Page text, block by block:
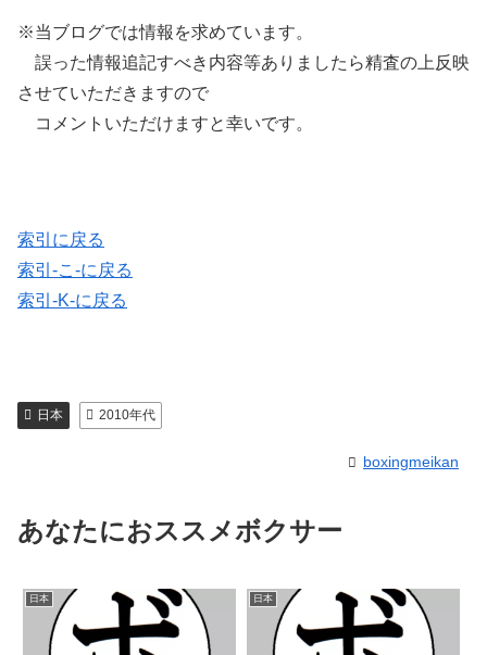
※当ブログでは情報を求めています。
誤った情報追記すべき内容等ありましたら精査の上反映
させていただきますので
コメントいただけますと幸いです。
索引に戻る
索引-こ-に戻る
索引-K-に戻る
日本 2010年代
boxingmeikan
あなたにおススメボクサー
日本 日本